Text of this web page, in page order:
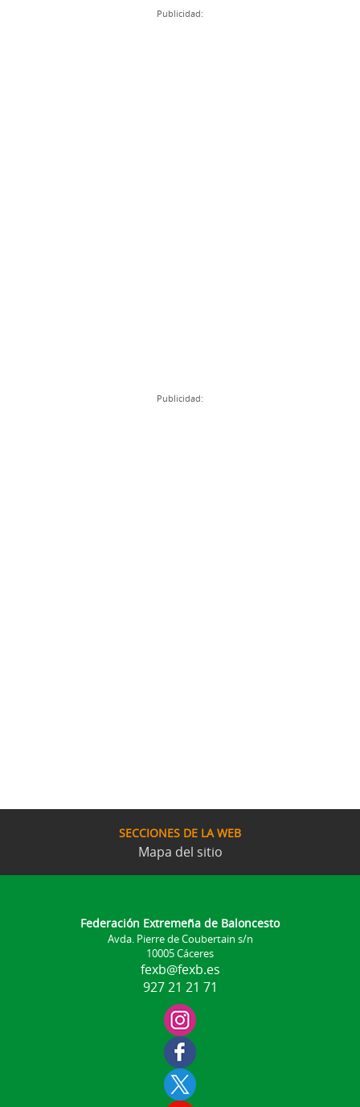
Publicidad:
Publicidad:
SECCIONES DE LA WEB
Mapa del sitio
Federación Extremeña de Baloncesto
Avda. Pierre de Coubertain s/n
10005 Cáceres
fexb@fexb.es
927 21 21 71